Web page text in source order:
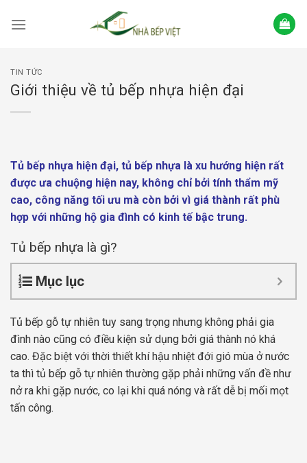
TIN TỨC
Giới thiệu về tủ bếp nhựa hiện đại
Tủ bếp nhựa hiện đại, tủ bếp nhựa là xu hướng hiện rất
được ưa chuộng hiện nay, không chỉ bởi tính thẩm mỹ
cao, công năng tối ưu mà còn bởi vì giá thành rất phù
hợp với những hộ gia đình có kinh tế bậc trung.
Tủ bếp nhựa là gì?
Mục lục
Tủ bếp gỗ tự nhiên tuy sang trọng nhưng không phải gia
đình nào cũng có điều kiện sử dụng bởi giá thành nó khá
cao. Đặc biệt với thời thiết khí hậu nhiệt đới gió mùa ở nước
ta thì tủ bếp gỗ tự nhiên thường gặp phải những vấn đề như
nở ra khi gặp nước, co lại khi quá nóng và rất dễ bị mối mọt
tấn công.